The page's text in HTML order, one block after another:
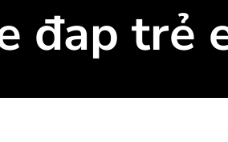
đap trẻ